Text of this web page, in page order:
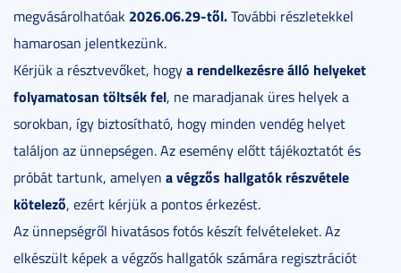
megvásárolhatóak 2026.06.29-től.További részletekkel
hamarosan jelentkezünk.
Kérjük a résztvevőket, hogya rendelkezésre álló helyeket
folyamatosan töltsék fel, ne maradjanak üres helyek a
sorokban, így biztosítható, hogy minden vendég helyet
találjon az ünnepségen. Az esemény előtt tájékoztatót és
próbát tartunk, amelyen a végzős hallgatók részvétele
kötelező, ezért kérjük a pontos érkezést.
Az ünnepségről hivatásos fotós készít felvételeket. Az
elkészült képek a végzős hallgatók számára regisztrációt